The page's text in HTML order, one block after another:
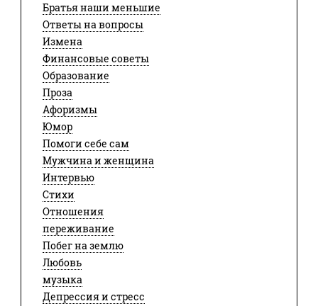
Братья наши меньшие
Ответы на вопросы
Измена
Финансовые советы
Образование
Проза
Афоризмы
Юмор
Помоги себе сам
Мужчина и женщина
Интервью
Стихи
Отношения
переживание
Побег на землю
Любовь
музыка
Депрессия и стресс